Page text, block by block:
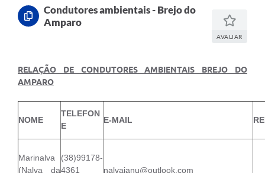
Transparência Pública
Contratos
Turismo
Agenda
Ouvidoria
Condutores ambientais - Brejo do
Amparo
AVALIAR
RELAÇÃO DE CONDUTORES AMBIENTAIS BREJO DO
AMPARO
NOME
TELEFON
E
E-MAIL
Marinalva
(Nalva da
(38)99178-
4361
nalvajanu@outlook.com